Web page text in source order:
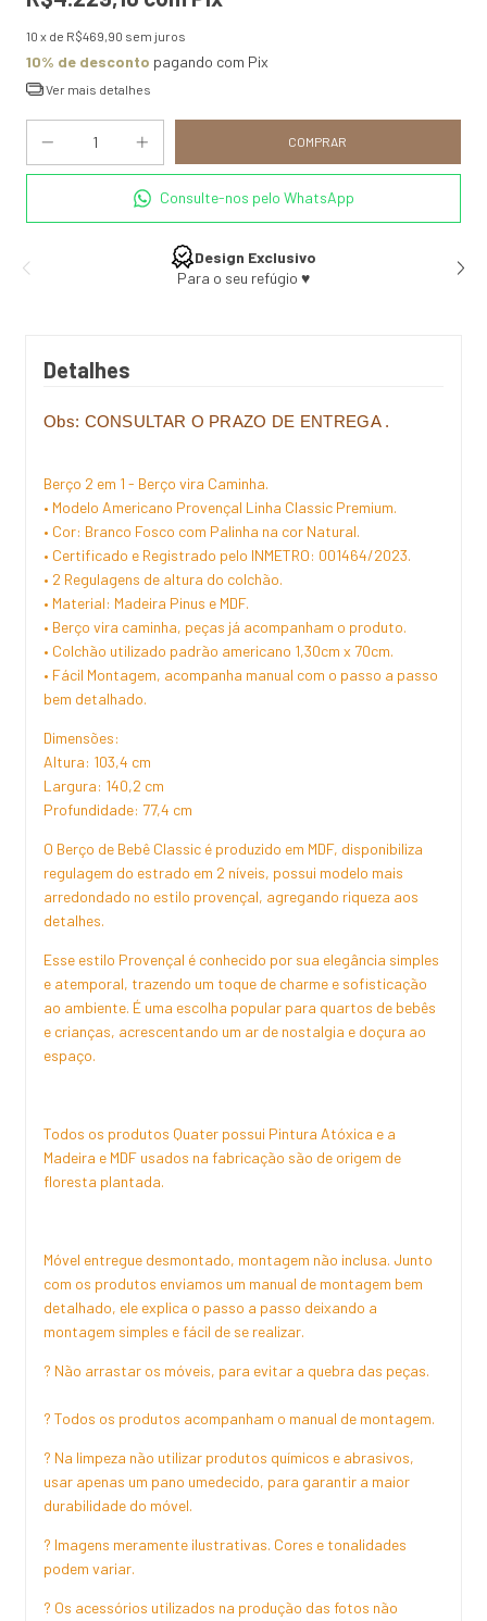
10 x de R$469,90 sem juros
10% de desconto pagando com Pix
Ver mais detalhes
Consulte-nos pelo WhatsApp
Design Exclusivo
Para o seu refúgio ♥
Detalhes
Obs: CONSULTAR O PRAZO DE ENTREGA .
Berço 2 em 1 - Berço vira Caminha.
• Modelo Americano Provençal Linha Classic Premium.
• Cor: Branco Fosco com Palinha na cor Natural.
• Certificado e Registrado pelo INMETRO: 001464/2023.
• 2 Regulagens de altura do colchão.
• Material: Madeira Pinus e MDF.
• Berço vira caminha, peças já acompanham o produto.
• Colchão utilizado padrão americano 1,30cm x 70cm.
• Fácil Montagem, acompanha manual com o passo a passo
bem detalhado.
Dimensões:
Altura: 103,4 cm
Largura: 140,2 cm
Profundidade: 77,4 cm
O Berço de Bebê Classic é produzido em MDF, disponibiliza
regulagem do estrado em 2 níveis, possui modelo mais
arredondado no estilo provençal, agregando riqueza aos
detalhes.
Esse estilo Provençal é conhecido por sua elegância simples
e atemporal, trazendo um toque de charme e sofisticação
ao ambiente. É uma escolha popular para quartos de bebês
e crianças, acrescentando um ar de nostalgia e doçura ao
espaço.
Todos os produtos Quater possui Pintura Atóxica e a
Madeira e MDF usados na fabricação são de origem de
floresta plantada.
Móvel entregue desmontado, montagem não inclusa. Junto
com os produtos enviamos um manual de montagem bem
detalhado, ele explica o passo a passo deixando a
montagem simples e fácil de se realizar.
? Não arrastar os móveis, para evitar a quebra das peças.
? Todos os produtos acompanham o manual de montagem.
? Na limpeza não utilizar produtos químicos e abrasivos,
usar apenas um pano umedecido, para garantir a maior
durabilidade do móvel.
? Imagens meramente ilustrativas. Cores e tonalidades
podem variar.
? Os acessórios utilizados na produção das fotos não